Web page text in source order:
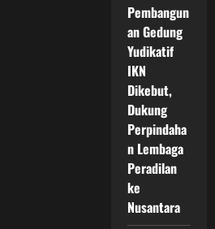
Pembangun
an Gedung
Yudikatif
IKN
Dikebut,
Dukung
Perpindaha
n Lembaga
Peradilan
ke
Nusantara